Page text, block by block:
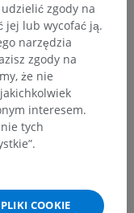
zgody na
jej lub wycofać ją.
narzędzia
zgody na
że nie
interesem.
tych
COOKIE